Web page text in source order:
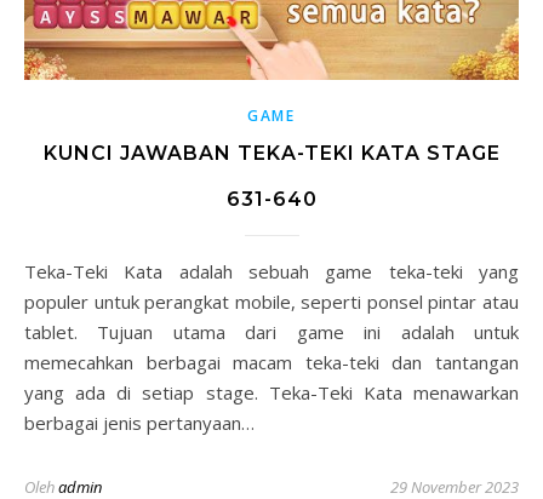
GAME
KUNCI JAWABAN TEKA-TEKI KATA STAGE
631-640
Teka-Teki Kata adalah sebuah game teka-teki yang
populer untuk perangkat mobile, seperti ponsel pintar atau
tablet. Tujuan utama dari game ini adalah untuk
memecahkan berbagai macam teka-teki dan tantangan
yang ada di setiap stage. Teka-Teki Kata menawarkan
berbagai jenis pertanyaan…
Olehadmin 29 November 2023